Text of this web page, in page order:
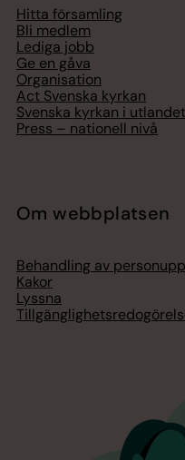
Hitta församling
Bli medlem
Lediga jobb
Ge en gåva
Organisation
Act Svenska kyrkan
Svenska kyrkan i utlandet
Press – nationell nivå
Om webbplatsen
Behandling av
Kakor
Lyssna